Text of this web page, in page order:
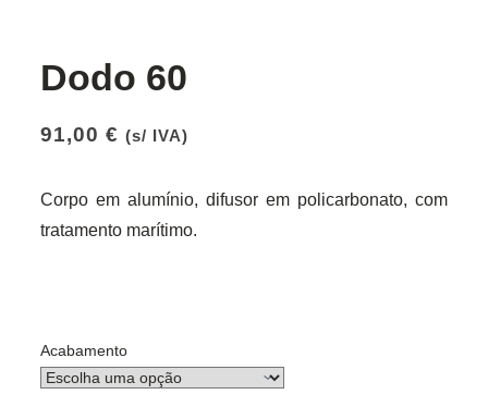
Dodo 60
91,00 € (s/ IVA)
Corpo em alumínio, difusor em policarbonato, com
tratamento marítimo.
Acabamento